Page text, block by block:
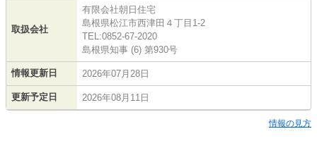
取扱会社
有限会社朝日住宅
島根県松江市西津田４丁目1-2
TEL:0852-67-2020
島根県知事 (6) 第930号
情報更新日 2026年07月28日
更新予定日 2026年08月11日
情報の見方